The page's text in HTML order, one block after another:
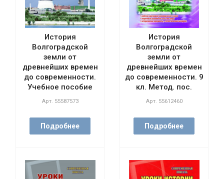
История
Волгоградской
земли от
древнейших времен
до современности.
Учебное пособие
Арт. 55587573
Подробнее
История
Волгоградской
земли от
древнейших времен
до современности. 9
кл. Метод. пос.
Арт. 55612460
Подробнее